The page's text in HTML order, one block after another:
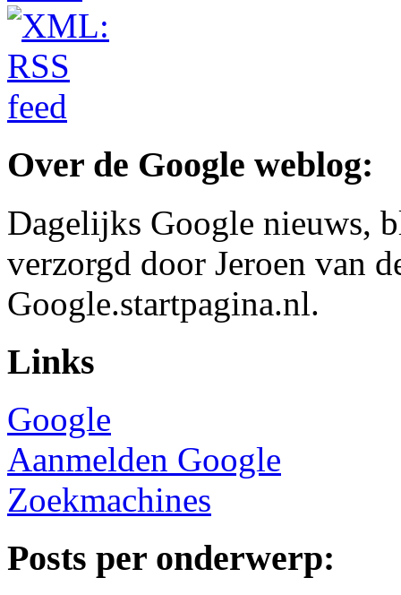
Over de Google weblog:
Dagelijks Google nieuws,
verzorgd door Jeroen van
Google.startpagina.nl.
Links
Google
Aanmelden Google
Zoekmachines
Posts per onderwerp: